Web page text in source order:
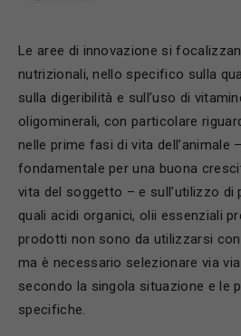
Le aree di innovazione si
nutrizionali, nello specifico sulla
sulla digeribilità e sull’uso di
oligominerali, con particolare
nelle prime fasi di vita dell’animale
fondamentale per una buona
vita del soggetto – e sull’utilizzo di
quali acidi organici, olii essenziali
prodotti non sono da utilizzarsi
ma è necessario selezionare via
secondo la singola situazione e le
specifiche.